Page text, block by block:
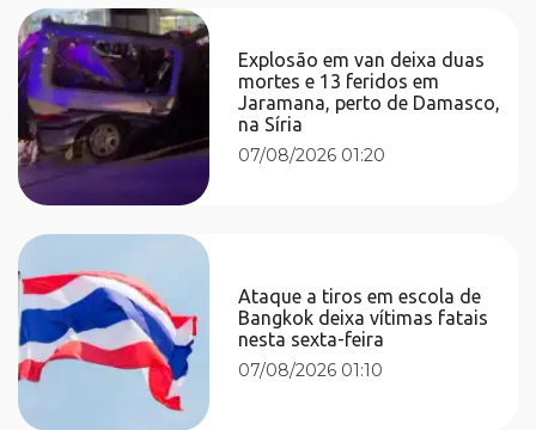
Explosão em van deixa duas
mortes e 13 feridos em
Jaramana, perto de Damasco,
na Síria
07/08/2026 01:20
Ataque a tiros em escola de
Bangkok deixa vítimas fatais
nesta sexta-feira
07/08/2026 01:10